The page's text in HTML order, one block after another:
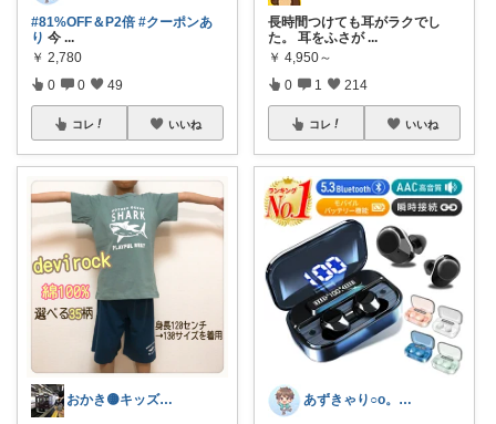
#81%OFF＆P2倍 #クーポンあ
り 今 ...
￥ 2,780
0 0 49
コレ いいね
おかき🟡キッズ、子供服、暑さ対策
長時間つけても耳がラクでし
た。 耳をふさが ...
￥ 4,950～
0 1 214
コレ いいね
あずきゃり○o。.🐟🐠